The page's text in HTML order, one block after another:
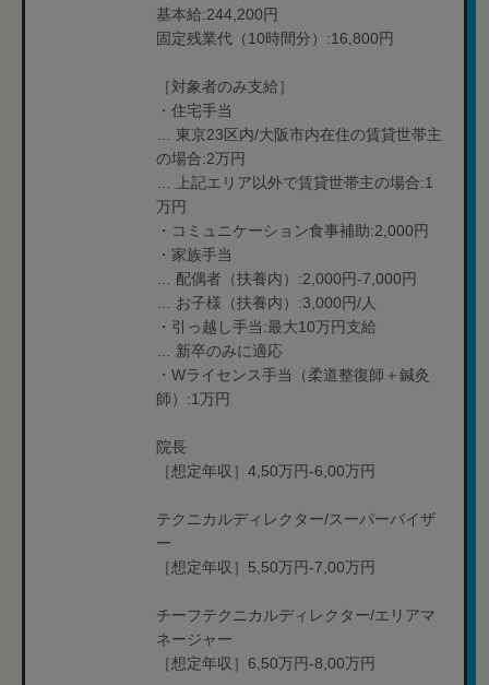
基本給:244,200円
固定残業代（10時間分）:16,800円
［対象者のみ支給］
・住宅手当
… 東京23区内/大阪市内在住の賃貸世帯主
の場合:2万円
… 上記エリア以外で賃貸世帯主の場合:1
万円
・コミュニケーション食事補助:2,000円
・家族手当
… 配偶者（扶養内）:2,000円-7,000円
… お子様（扶養内）:3,000円/人
・引っ越し手当:最大10万円支給
… 新卒のみに適応
・Wライセンス手当（柔道整復師＋鍼灸
師）:1万円
院長
［想定年収］4,50万円-6,00万円
テクニカルディレクター/スーパーバイザ
ー
［想定年収］5,50万円-7,00万円
チーフテクニカルディレクター/エリアマ
ネージャー
［想定年収］6,50万円-8,00万円